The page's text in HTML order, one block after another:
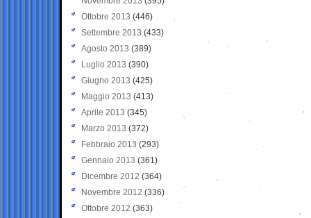
Ottobre 2013 (446)
Settembre 2013 (433)
Agosto 2013 (389)
Luglio 2013 (390)
Giugno 2013 (425)
Maggio 2013 (413)
Aprile 2013 (345)
Marzo 2013 (372)
Febbraio 2013 (293)
Gennaio 2013 (361)
Dicembre 2012 (364)
Novembre 2012 (336)
Ottobre 2012 (363)